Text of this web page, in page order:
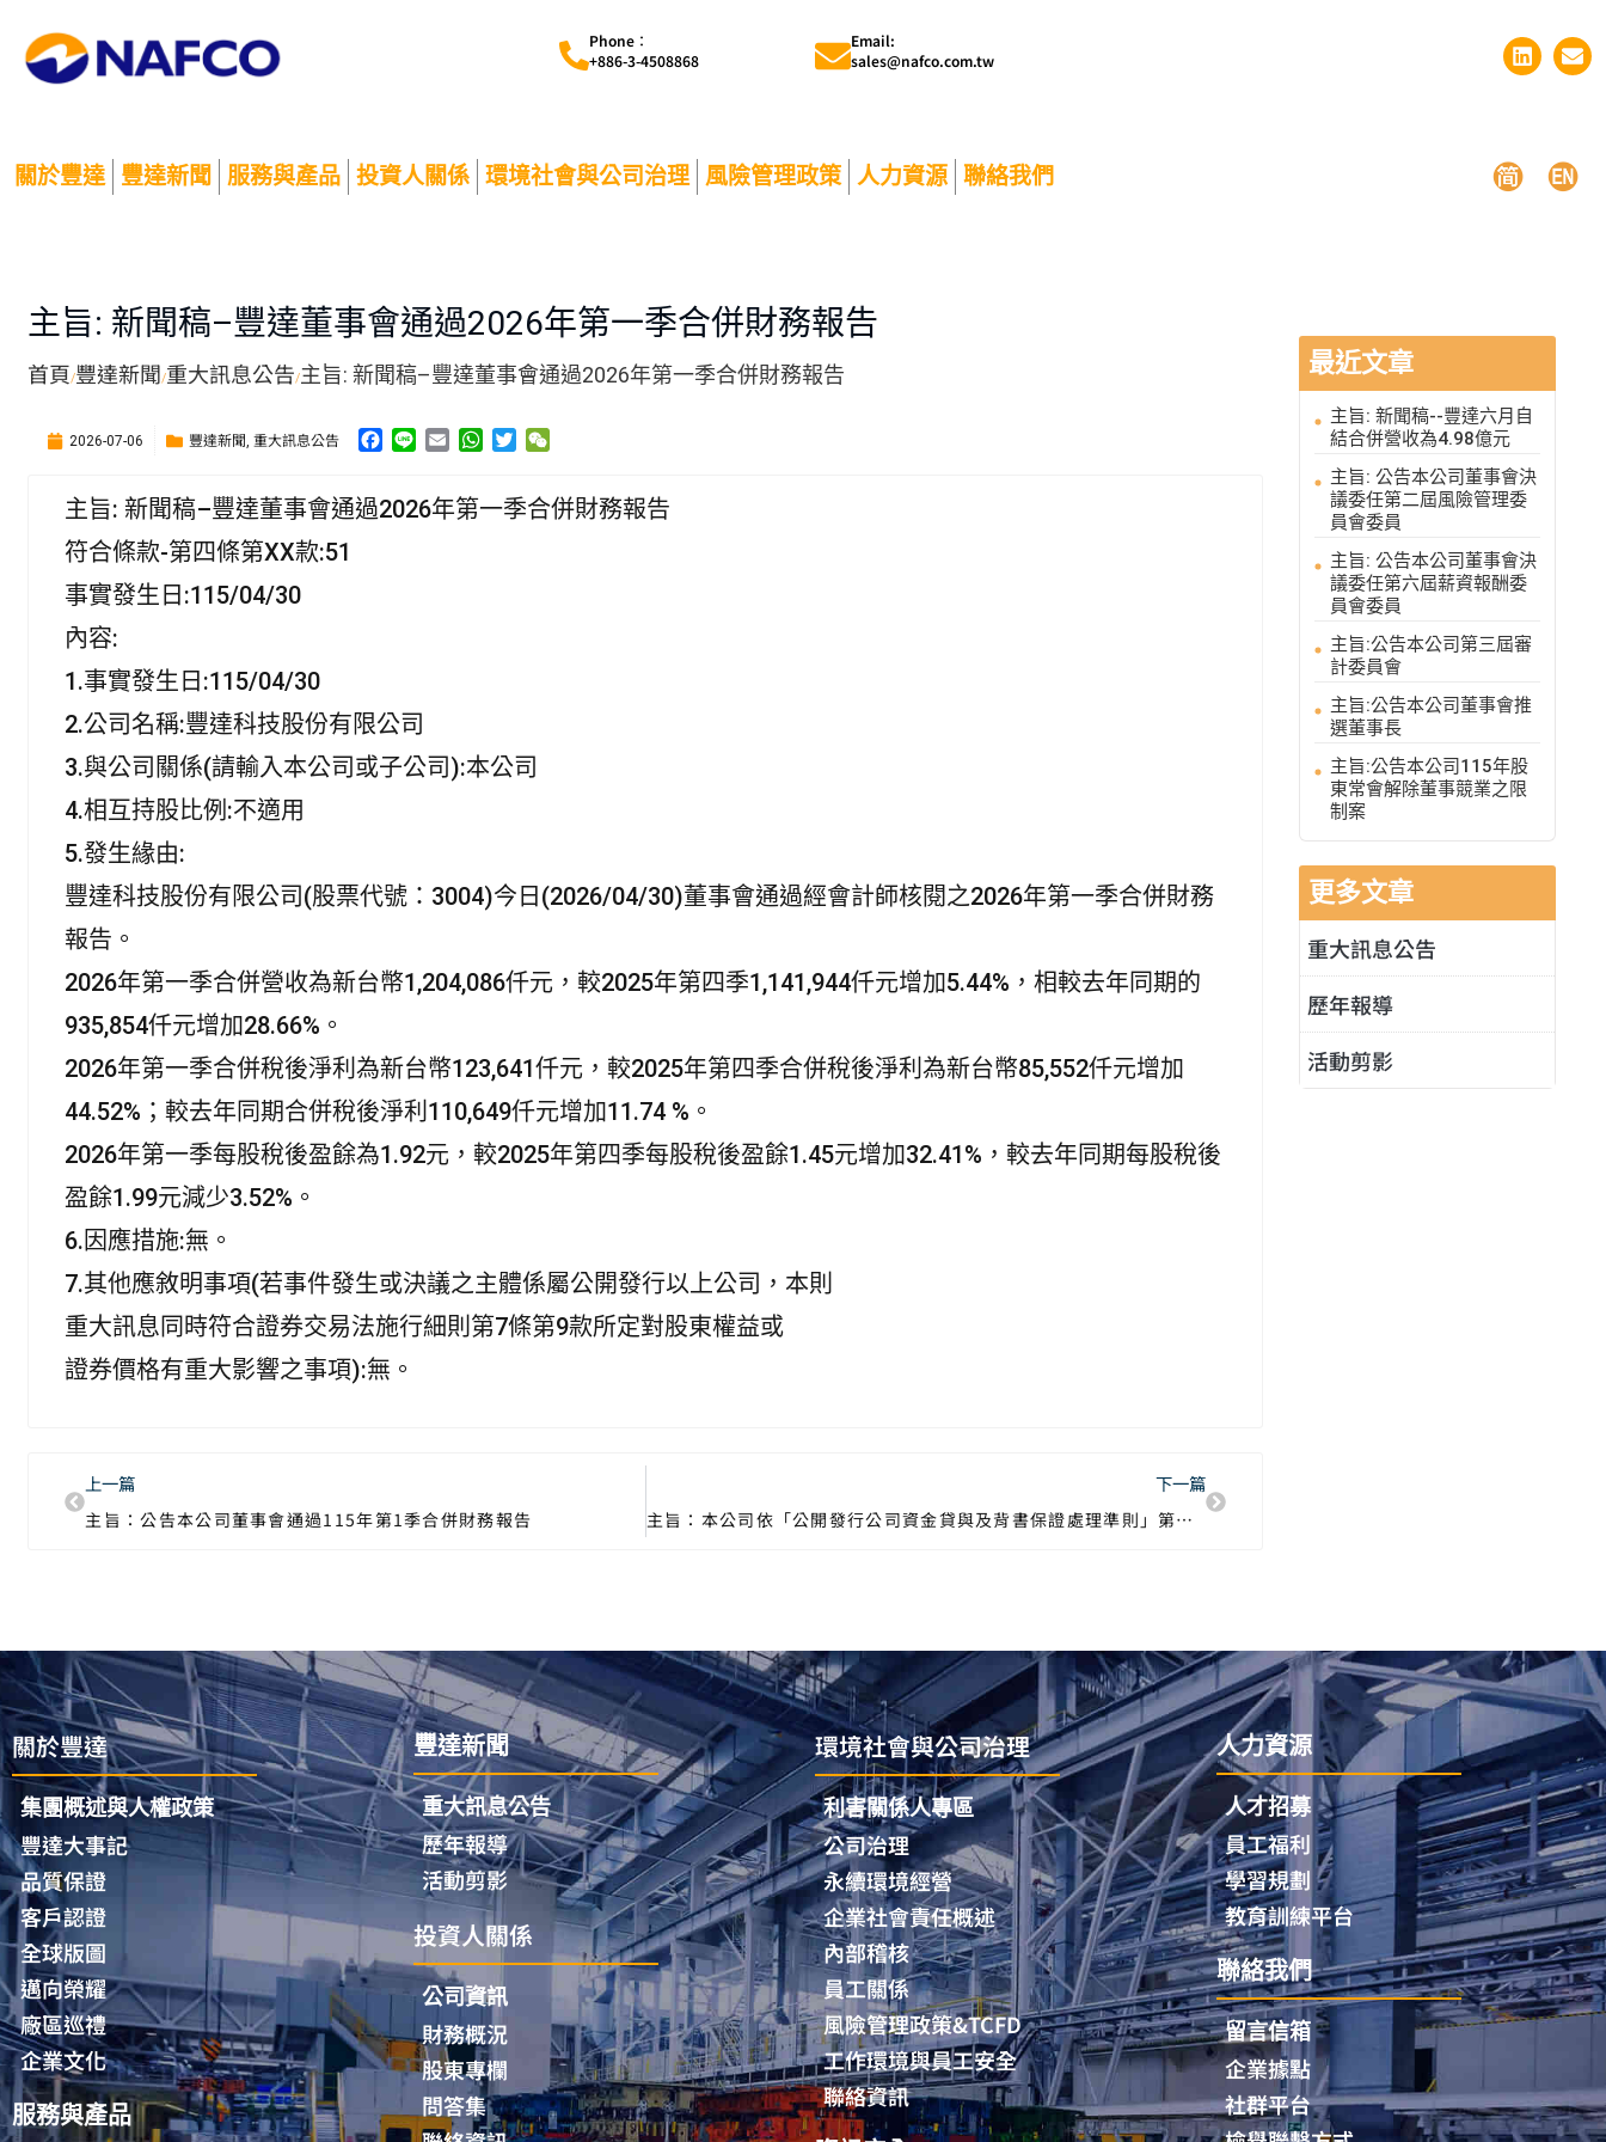
Phone︰
+886-3-4508868
Email:
sales@nafco.com.tw
關於豐達 豐達新聞 服務與產品 投資人關係 環境社會與公司治理 風險管理政策 人力資源 聯絡我們
主旨: 新聞稿–豐達董事會通過2026年第一季合併財務報告
首頁/豐達新聞/重大訊息公告/主旨: 新聞稿–豐達董事會通過2026年第一季合併財務報告
2026-07-06 豐達新聞,重大訊息公告
F
e
L
e
E
i
W
t
T
t
h
主旨: 新聞稿–豐達董事會通過2026年第一季合併財務報告
符合條款-第四條第XX款:51
事實發生日:115/04/30
內容:
1.事實發生日:115/04/30
2.公司名稱:豐達科技股份有限公司
3.與公司關係(請輸入本公司或子公司):本公司
4.相互持股比例:不適用
5.發生緣由:
豐達科技股份有限公司(股票代號：3004)今日(2026/04/30)董事會通過經會計師核閱之2026年第一季合併財務
報告。
2026年第一季合併營收為新台幣1,204,086仟元，較2025年第四季1,141,944仟元增加5.44%，相較去年同期的
935,854仟元增加28.66%。
2026年第一季合併稅後淨利為新台幣123,641仟元，較2025年第四季合併稅後淨利為新台幣85,552仟元增加
44.52%；較去年同期合併稅後淨利110,649仟元增加11.74 %。
2026年第一季每股稅後盈餘為1.92元，較2025年第四季每股稅後盈餘1.45元增加32.41%，較去年同期每股稅後
盈餘1.99元減少3.52%。
6.因應措施:無。
7.其他應敘明事項(若事件發生或決議之主體係屬公開發行以上公司，本則
重大訊息同時符合證券交易法施行細則第7條第9款所定對股東權益或
證券價格有重大影響之事項):無。
上一篇
主旨：公告本公司董事會通過115年第1季合併財務報告
下一篇
主旨：本公司依「公開發行公司資金貸與及背書保證處理準則」第二十二條第一項第二款及第一項第三款規定公告
最近文章
主旨: 新聞稿--豐達六月自
結合併營收為4.98億元
主旨: 公告本公司董事會決
議委任第二屆風險管理委
員會委員
主旨: 公告本公司董事會決
議委任第六屆薪資報酬委
員會委員
主旨:公告本公司第三屆審
計委員會
主旨:公告本公司董事會推
選董事長
主旨:公告本公司115年股
東常會解除董事競業之限
制案
更多文章
重大訊息公告
歷年報導
活動剪影
關於豐達
集團概述與人權政策
豐達大事記
品質保證
客戶認證
全球版圖
邁向榮耀
廠區巡禮
企業文化
服務與產品
豐達新聞
重大訊息公告
歷年報導
活動剪影
投資人關係
公司資訊
財務概況
股東專欄
問答集
環境社會與公司治理
利害關係人專區
公司治理
永續環境經營
企業社會責任概述
內部稽核
員工關係
風險管理政策&TCFD
工作環境與員工安全
聯絡資訊
人力資源
人才招募
員工福利
學習規劃
教育訓練平台
聯絡我們
留言信箱
企業據點
社群平台